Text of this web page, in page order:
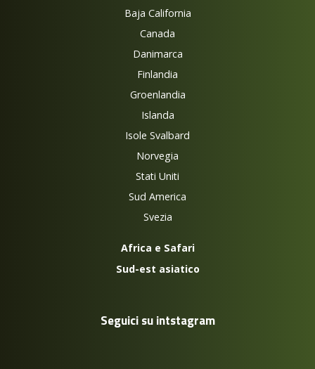
Baja California
Canada
Danimarca
Finlandia
Groenlandia
Islanda
Isole Svalbard
Norvegia
Stati Uniti
Sud America
Svezia
Africa e Safari
Sud-est asiatico
Seguici su intstagram